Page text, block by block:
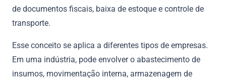
de documentos fiscais, baixa de estoque e controle de
transporte.
Esse conceito se aplica a diferentes tipos de empresas.
Em uma indústria, pode envolver o abastecimento de
insumos, movimentação interna, armazenagem de